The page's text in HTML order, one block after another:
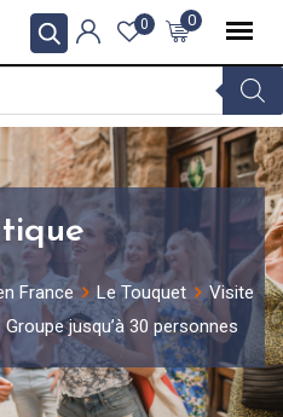
0
0
France Le Touquet
Visite
jusqu’à 30 personnes